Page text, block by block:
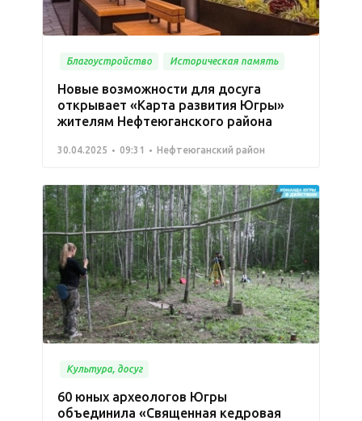
Благоустройство Историческая память
Новые возможности для досуга
открывает «Карта развития Югры»
жителям Нефтеюганского района
30.04.2025 09:31 Нефтеюганский район
Культура, досуг
60 юных археологов Югры
объединила «Священная кедровая